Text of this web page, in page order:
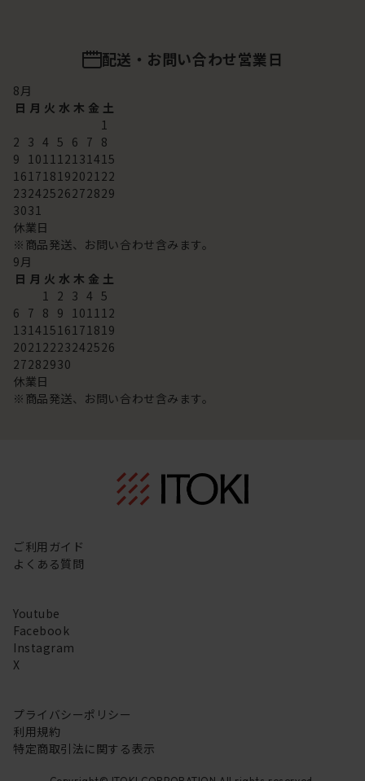
配送・お問い合わせ営業日
8月
日 月 火 水 木 金 土
1
2 3 4 5 6 7 8
9 101112131415
16171819202122
23242526272829
3031
休業日
※商品発送、お問い合わせ含みます。
9月
日 月 火 水 木 金 土
1 2 3 4 5
6 7 8 9 101112
13141516171819
20212223242526
27282930
休業日
※商品発送、お問い合わせ含みます。
ご利用ガイド
よくある質問
Youtube
Facebook
Instagram
X
プライバシーポリシー
利用規約
特定商取引法に関する表示